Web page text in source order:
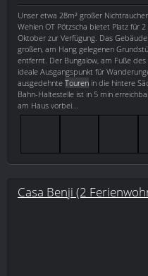
Unser etwa 28m² großer
Wehlen OT Pötzscha bietet Platz für
Oktober zur Verfügung. Das
großen, am Hang gelegenen
entfernt. Der Bungalow, am Fuße
ideale Ausgangspunkt für
ausgedehnte Touren in die hintere
Bahn-Haltestelle ist in 5 min
am Haus vorbei...
Casa Benji (2